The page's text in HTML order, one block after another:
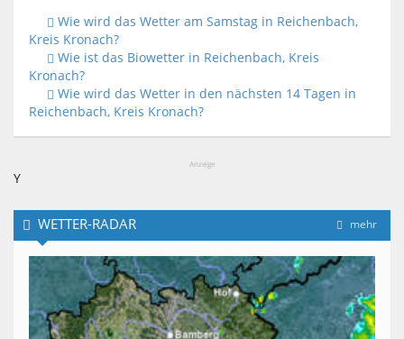
Wie wird das Wetter am Samstag in Reichenbach,
Kreis Kronach?
Wie ist das Biowetter in Reichenbach, Kreis
Kronach?
Wie wird das Wetter in den nächsten 14 Tagen in
Reichenbach, Kreis Kronach?
Anzeige
Y
mehr
WETTER-RADAR